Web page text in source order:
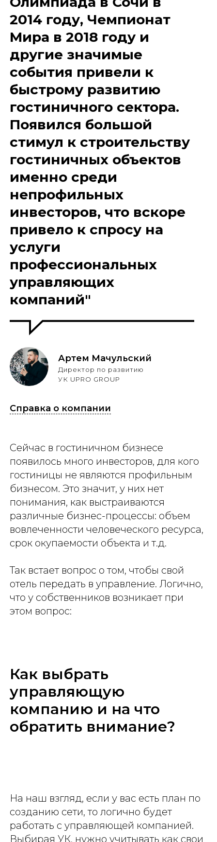
2014 году, Чемпионат
Мира в 2018 году и
другие значимые
события привели к
быстрому развитию
гостиничного сектора.
Появился большой
стимул к строительству
гостиничных объектов
именно среди
непрофильных
инвесторов, что вскоре
привело к спросу на
услуги
профессиональных
управляющих
компаний"
Артем Мачульский
Директор по развитию
УК UPRO GROUP
Справка о компании
Сейчас в гостиничном бизнесе
появилось много инвесторов, для кого
гостиницы не являются профильным
бизнесом. Это значит, у них нет
понимания, как выстраиваются
различные бизнес-процессы: объем
вовлеченности человеческого ресурса,
срок окупаемости объекта и т.д.
Так встает вопрос о том, чтобы свой
отель передать в управление. Логично,
что у собственников возникает при
этом вопрос:
Как выбрать
управляющую
компанию и на что
обратить внимание?
На наш взгляд, если у вас есть план по
созданию сети, то логично будет
работать с управляющей компанией.
Выбирая УК, нужно учитывать как свои